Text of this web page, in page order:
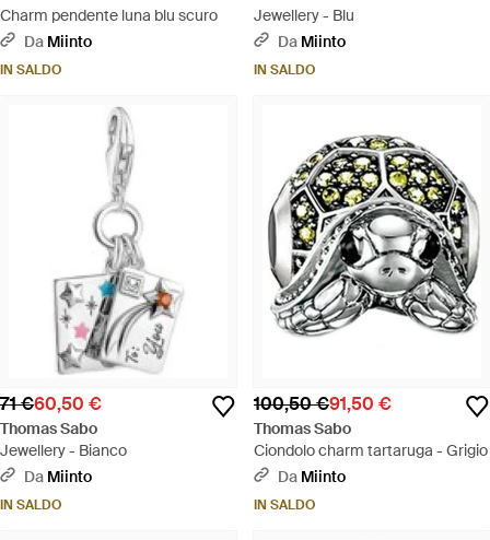
Charm pendente luna blu scuro
Da Miinto
IN SALDO
Jewellery - Blu
Da Miinto
IN SALDO
71 €60,50 €
Thomas Sabo
Jewellery - Bianco
Da Miinto
IN SALDO
100,50 €91,50 €
Thomas Sabo
Ciondolo charm tartaruga - Grigio
Da Miinto
IN SALDO